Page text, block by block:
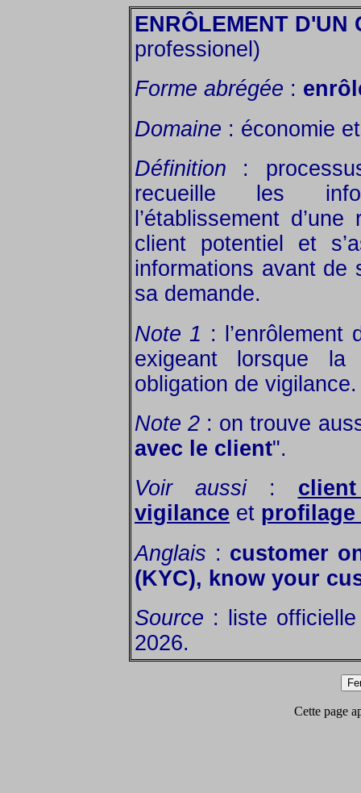
ENRÔLEMENT D'UN
professionel)
Forme abrégée :
Domaine : économie
Définition :
recueille les
l’établissement
client potentiel et
informations avant de
sa demande.
Note 1 : l’enrôlement
exigeant lorsque la
obligation de vigilance.
Note 2 : on trouve
avec le client".
Voir aussi:
vigilance et
Anglais : customer
(KYC), know your
Source : liste
2026.
Cette page